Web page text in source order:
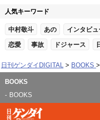
人気キーワード
中村敬斗 あの インタビュ
恋愛 事故 ドジャース
日刊ゲンダイDIGITAL BOOKS
BOOKS
BOOKS